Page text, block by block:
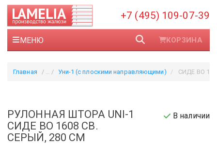
+7 (495) 109-07-39
МЕНЮ КОРЗИНА
Главная Уни-1 (с плоскими направляющими) СИДЕ ВО
РУЛОННАЯ ШТОРА UNI-1
СИДЕ ВО 1608 СВ.
СЕРЫЙ, 280 СМ
В наличии